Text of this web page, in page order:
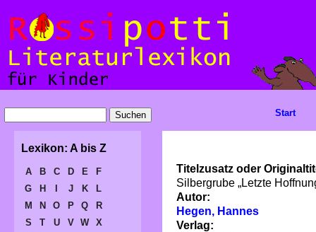
Titelzusatz oder
Silbergrube „Letzte
Autor:
Hegen, Hannes
Verlag:
Start
Lexikon: A bis Z
A B C D E
F
G
H J K
L
M
N O P Q
R
S
T U V W
X